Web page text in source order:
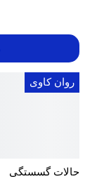
روان کاوی
حالات گسستگی